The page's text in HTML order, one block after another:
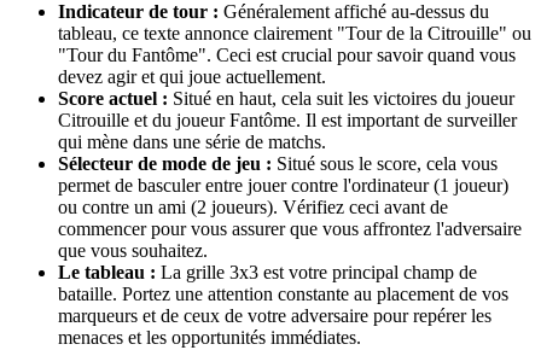
Indicateur de tour : Généralement affiché au-dessus du
tableau, ce texte annonce clairement "Tour de la Citrouille" ou
"Tour du Fantôme". Ceci est crucial pour savoir quand vous
devez agir et qui joue actuellement.
Score actuel : Situé en haut, cela suit les victoires du joueur
Citrouille et du joueur Fantôme. Il est important de surveiller
qui mène dans une série de matchs.
Sélecteur de mode de jeu : Situé sous le score, cela vous
permet de basculer entre jouer contre l'ordinateur (1 joueur)
ou contre un ami (2 joueurs). Vérifiez ceci avant de
commencer pour vous assurer que vous affrontez l'adversaire
que vous souhaitez.
Le tableau : La grille 3x3 est votre principal champ de
bataille. Portez une attention constante au placement de vos
marqueurs et de ceux de votre adversaire pour repérer les
menaces et les opportunités immédiates.